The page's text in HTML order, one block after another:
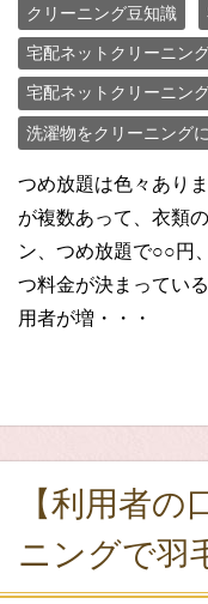
クリーニング豆知識
宅配ネットクリーニン
宅配ネットクリーニン
洗濯物をクリーニング
つめ放題は色々あり
が複数あって、衣類
ン、つめ放題で○○円
つ料金が決まってい
用者が増・・・
【利用者
ニングで羽